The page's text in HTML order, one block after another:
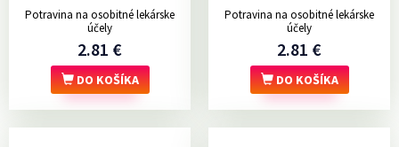
Potravina na osobitné lekárske
účely
2.81 €
DO KOŠÍKA
Potravina na osobitné lekárske
účely
2.81 €
DO KOŠÍKA